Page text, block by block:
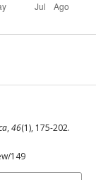
, 46(1), 175-202.
149